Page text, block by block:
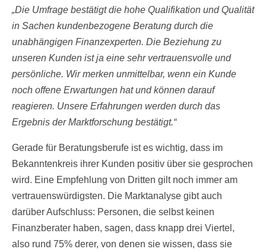
„Die Umfrage bestätigt die hohe Qualifikation und Qualität
in Sachen kundenbezogene Beratung durch die
unabhängigen Finanzexperten. Die Beziehung zu
unseren Kunden ist ja eine sehr vertrauensvolle und
persönliche. Wir merken unmittelbar, wenn ein Kunde
noch offene Erwartungen hat und können darauf
reagieren. Unsere Erfahrungen werden durch das
Ergebnis der Marktforschung bestätigt.“
Gerade für Beratungsberufe ist es wichtig, dass im
Bekanntenkreis ihrer Kunden positiv über sie gesprochen
wird. Eine Empfehlung von Dritten gilt noch immer am
vertrauenswürdigsten. Die Marktanalyse gibt auch
darüber Aufschluss: Personen, die selbst keinen
Finanzberater haben, sagen, dass knapp drei Viertel,
also rund 75% derer, von denen sie wissen, dass sie